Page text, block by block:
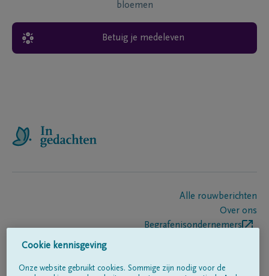
bloemen
Betuig je medeleven
Alle rouwberichten
Over ons
Begrafenisondernemers
Cookie kennisgeving
Onze website gebruikt cookies. Sommige zijn nodig voor de